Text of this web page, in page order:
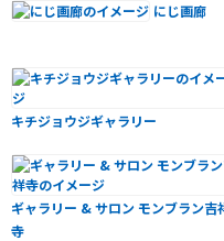
朗読で世界を旅する会1 フランス裏
鵜飼美里 イラスト展 わたしのみ
傷と小さな癒し-
2024.12.04 - 2024.12.08
宇宙。」
2024.11.23 - 2024.12.01
旅の中へ(Takollection 2024 平井た
にじ画廊
キチジョウジギャラリー
ギャラリー & サロン モンブラン吉
寺